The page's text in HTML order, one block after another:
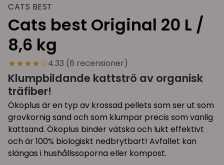
CATS BEST
Cats best Original 20 L /
8,6 kg
★★★★☆4.33 (6 recensioner)
Klumpbildande kattströ av organisk
träfiber!
Ökoplus är en typ av krossad pellets som ser ut som
grovkornig sand och som klumpar precis som vanlig
kattsand. Ökoplus binder vätska och lukt effektivt
och är 100% biologiskt nedbrytbart! Avfallet kan
slängas i hushållssoporna eller kompost.